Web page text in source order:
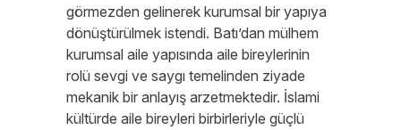
görmezden gelinerek kurumsal bir yapıya
dönüştürülmek istendi. Batı’dan mülhem
kurumsal aile yapısında aile bireylerinin
rolü sevgi ve saygı temelinden ziyade
mekanik bir anlayış arzetmektedir. İslami
kültürde aile bireyleri birbirleriyle güçlü